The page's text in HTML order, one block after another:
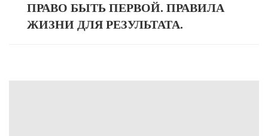
ПРАВО БЫТЬ ПЕРВОЙ. ПРАВИЛА
ЖИЗНИ ДЛЯ РЕЗУЛЬТАТА.